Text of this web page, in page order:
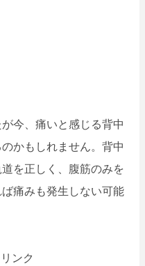
今、痛いと感じる背中
かもしれません。背中
を正しく、腹筋のみを
痛みも発生しない可能
ンク